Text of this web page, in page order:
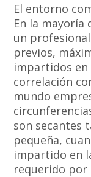
El entorno
En la mayoría
un
previos,
impartidos en
correlación
mundo
son secantes
pequeña,
impartido en
requerido por